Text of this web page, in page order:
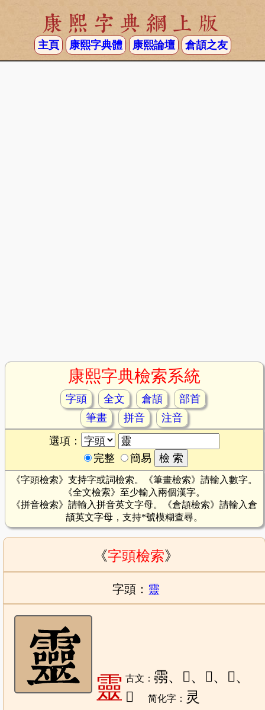
康熙字典網上版
主頁 康熙字典體 康熙論壇 倉頡之友
康熙字典檢索系統
字頭 全文 倉頡
部首
筆畫
拼音
注音
選項：
完整
簡易
《字頭檢索》支持字或詞檢索。《筆畫檢索》請輸入數字。
《全文檢索》至少輸入兩個漢字。
《拼音檢索》請輸入拼音英文字母。《倉頡檢索》請輸入倉
頡英文字母，支持*號模糊查尋。
《字頭檢索》
字頭： 靈
靈 古文： 霛、𩆮、𧨈、𩄀、
𢩙 简化字： 灵